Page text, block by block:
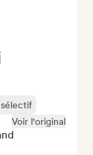
sélectif
Voir l'original